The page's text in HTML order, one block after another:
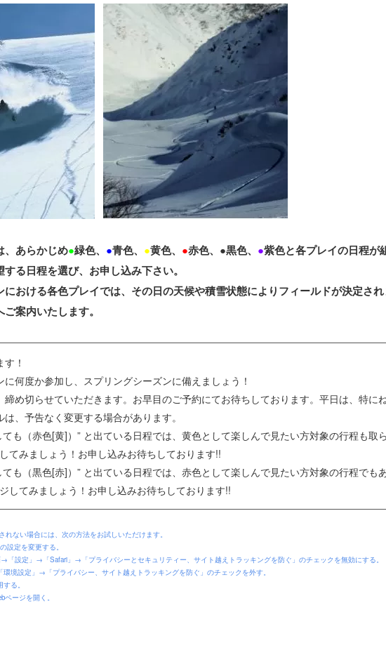
、あらかじめ●緑色、 ●青色、 ●黄色、 ●赤色、●黒色、 ●紫色と各プレイの日程が
る日程を選び、お申し込み下さい。
における各色プレイでは、その日の天候や積雪状態によりフィールドが決定さ
案内いたします。
！
何度か参加し、スプリングシーズンに備えましょう！
め切らせていただきます。お早目のご予約にてお待ちしております。平日は、特に
、予告なく変更する場合があります。
も（赤色[黄]）” と出ている日程では、黄色として楽しんで見たい方対象の行程も取
てみましょう！お申し込みお待ちしております!!
も（黒色[赤]）” と出ている日程では、赤色として楽しんで見たい方対象の行程でも
してみましょう！お申し込みお待ちしております!!
れない場合には、次の方法をお試しいただけます。
設定を変更する。
→「設定」→「Safari」→「プライバシーとセキュリティー、サイト越えトラッキングを防ぐ」のチェックを無効にする。
環境設定」→「プライバシー、サイト越えトラッキングを防ぐ」のチェックを外す。
る。
ページを開く。